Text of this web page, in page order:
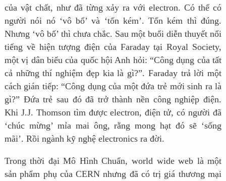
của vật chất, như đã từng xảy ra với electron. Có thể có
người nói nó ‘vô bổ’ và ‘tốn kém’. Tốn kém thì đúng.
Nhưng ‘vô bổ’ thì chưa chắc. Sau một buổi diễn thuyết nổi
tiếng về hiện tượng điện của Faraday tại Royal Society,
một vị dân biểu của quốc hội Anh hỏi: “Công dụng của tất
cả những thí nghiệm đẹp kia là gì?”. Faraday trả lời một
cách gián tiếp: “Công dụng của một đứa trẻ mới sinh ra là
gì?” Đứa trẻ sau đó đã trở thành nền công nghiệp điện.
Khi J.J. Thomson tìm được electron, điện tử, có người đã
‘chúc mừng’ mỉa mai ông, rằng mong hạt đó sẽ ‘sống
mãi’. Rồi ngành kỹ nghệ electronics ra đời.
Trong thời đại Mô Hình Chuẩn, world wide web là một
sản phẩm phụ của CERN nhưng đã có trị giá thương mại